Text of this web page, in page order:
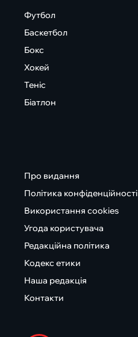
Футбол
Баскетбол
Бокс
Хокей
Теніс
Біатлон
Про видання
Політика конфіденційності
Використання cookies
Угода користувача
Редакційна політика
Кодекс етики
Наша редакція
Контакти